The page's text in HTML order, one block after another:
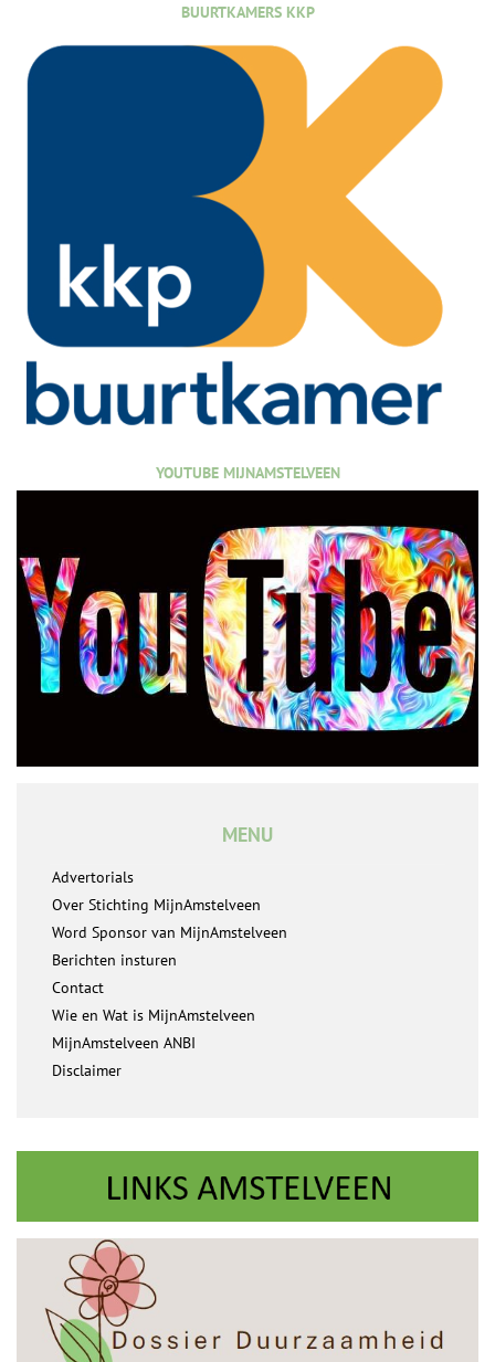
BUURTKAMERS KKP
YOUTUBE MIJNAMSTELVEEN
MENU
Advertorials
Over Stichting MijnAmstelveen
Word Sponsor van MijnAmstelveen
Berichten insturen
Contact
Wie en Wat is MijnAmstelveen
MijnAmstelveen ANBI
Disclaimer